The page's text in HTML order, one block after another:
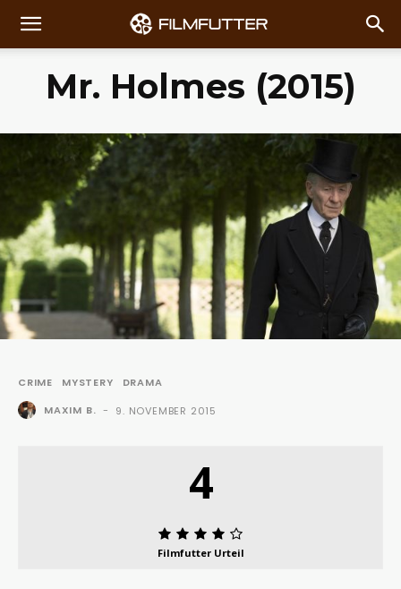
Mr. Holmes (2015)
CRIME MYSTERY
DRAMA
MAXIM B. - 9. NOVEMBER 2015
4
Filmfutter Urteil